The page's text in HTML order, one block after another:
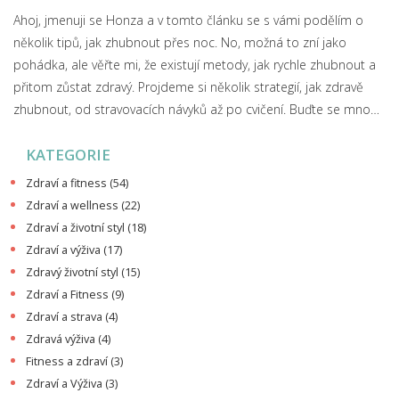
Ahoj, jmenuji se Honza a v tomto článku se s vámi podělím o
několik tipů, jak zhubnout přes noc. No, možná to zní jako
pohádka, ale věřte mi, že existují metody, jak rychle zhubnout a
přitom zůstat zdravý. Projdeme si několik strategií, jak zdravě
zhubnout, od stravovacích návyků až po cvičení. Buďte se mnou
KATEGORIE
Zdraví a fitness (54)
Zdraví a wellness (22)
Zdraví a životní styl (18)
Zdraví a výživa (17)
Zdravý životní styl (15)
Zdraví a Fitness (9)
Zdraví a strava (4)
Zdravá výživa (4)
Fitness a zdraví (3)
Zdraví a Výživa (3)